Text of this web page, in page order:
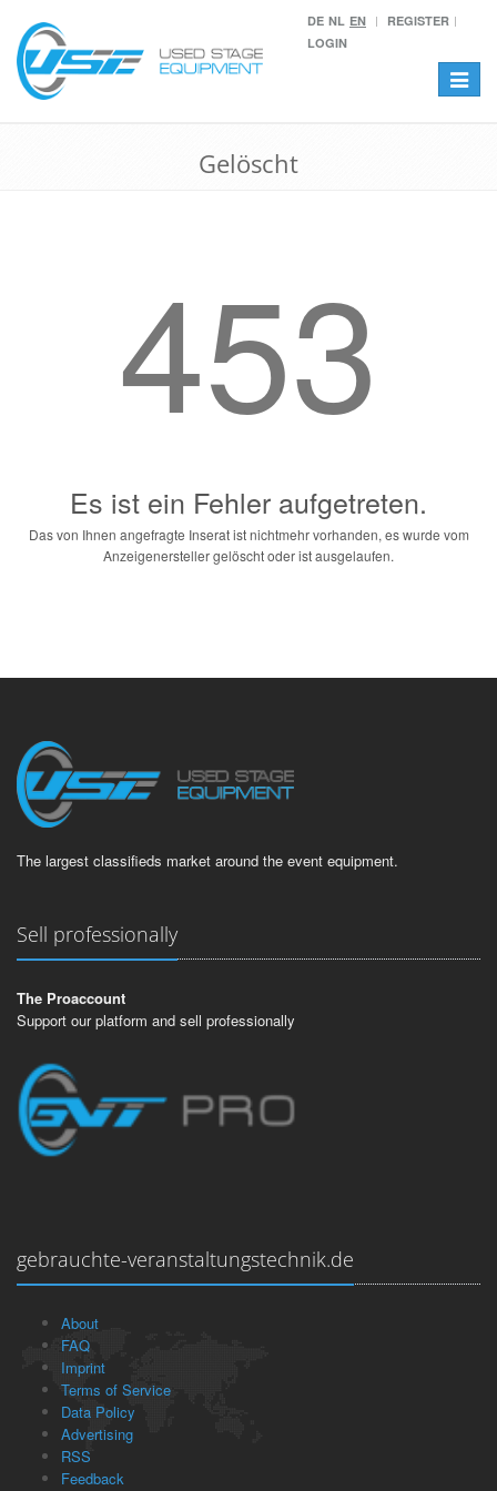
DE NL EN
REGISTER
LOGIN
Toggle
Gelöscht
453
Es ist ein Fehler aufgetreten.
Das von Ihnen angefragte Inserat ist nichtmehr vorhanden, es wurde vom
Anzeigenersteller gelöscht oder ist ausgelaufen.
The largest classifieds market around the event equipment.
Sell professionally
The Proaccount
Support our platform and sell professionally
gebrauchte-veranstaltungstechnik.de
About
FAQ
Imprint
Terms of Service
Data Policy
Advertising
RSS
Feedback